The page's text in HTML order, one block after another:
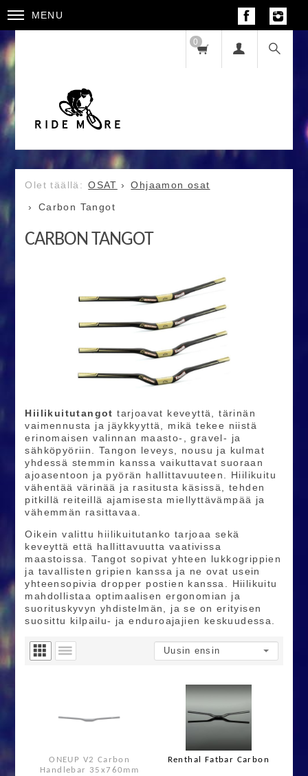
MENU
0
OSAT
Ohjaamon osat
Carbon Tangot
CARBON TANGOT
Hiilikuitutangot tarjoavat keveyttä, tärinän
vaimennusta ja jäykkyyttä, mikä tekee niistä
erinomaisen valinnan maasto-, gravel- ja
sähköpyöriin. Tangon leveys, nousu ja kulmat
yhdessä stemmin kanssa vaikuttavat suoraan
ajoasentoon ja pyörän hallittavuuteen. Hiilikuitu
vähentää värinää ja rasitusta käsissä, tehden
pitkillä reiteillä ajamisesta miellyttävämpää ja
vähemmän rasittavaa.
Oikein valittu hiilikuitutanko tarjoaa sekä
keveyttä että hallittavuutta vaativissa
maastoissa. Tangot sopivat yhteen lukkogrippien
ja tavallisten gripien kanssa ja ne ovat usein
yhteensopivia dropper postien kanssa. Hiilikuitu
mahdollistaa optimaalisen ergonomian ja
suorituskyvyn yhdistelmän, ja se on erityisen
suosittu kilpailu- ja enduroajajien keskuudessa.
ONEUP V2 Carbon
Handlebar 35x760mm
Renthal Fatbar Carbon